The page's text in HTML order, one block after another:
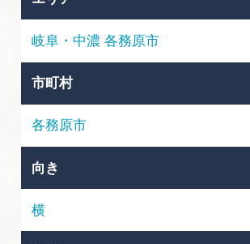
体験予約サイト「ＶＩＳＩＴ岐
岐阜県アウトドア観光キャンペ
岐阜県まるごと観光エリアガイ
岐阜県観光データベース
岐阜・中濃 各務原市
市町村
各務原市
向き
横